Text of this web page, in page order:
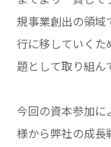
規事業創出の領域
行に移していくた
題として取り組ん
今回の資本参加に
様から弊社の成長